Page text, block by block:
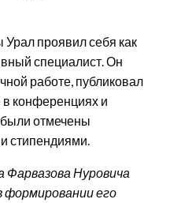
Урал проявил себя как
специалист. Он
работе, публиковал
в конференциях и
отмечены
стипендиями.
Фарвазова Нуровича
формировании его